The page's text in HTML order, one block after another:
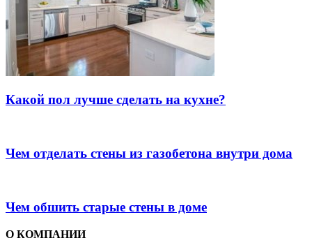
Какой пол лучше сделать на кухне?
Чем отделать стены из газобетона внутри дома
Чем обшить старые стены в доме
О КОМПАНИИ